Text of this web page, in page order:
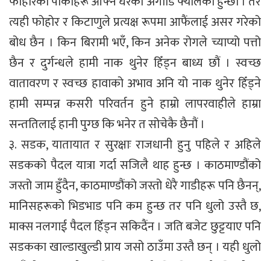
त्यही फोहोर र किटाणुले प्रत्यक्ष रूपमा आफैंलाई असर गरेको
बोध छैन । किन बिरामी भएँ, किन अनेक रोगले च्याप्यो पत्तो
छैन र दुर्गन्धले हामी नाक थुनेर हिँड्न बाध्य छौं । स्वच्छ
वातावरण र स्वच्छ हावाको अभाव अनि यो नाक थुनेर हिँड्ने
हामी सम्पन्न कसरी परिवर्तन हुने हाम्रो लापरवाहीले हाम्रा
सन्ततिलाई हानी पुग्छ कि भनेर त सोचेकै छैनौं ।
३. सडक, यातायात र सुरक्षाः राजधानी हुनु पहिले र अहिले
सडकको पैदल यात्रा गर्दा सजिलै थाह हुन्छ । काठमाण्डौंको
जस्तो जाम हुँदैन, काठमाण्डौंको जस्तो धेरै गाडीहरू पनि छैनन्,
मानिसहरूको भिडभाड पनि कम हुन्छ तर पनि धुलो उस्तै छ,
माक्स नलगाई पैदल हिँड्न सकिदैंन । जति बजेट छुट्टयाए पनि
सडकका खाल्डाखुल्डी प्राय जसो ठाउँमा उस्तै छन् । यही धुलो